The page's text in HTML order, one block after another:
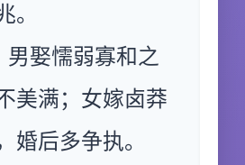
。
男娶懦弱寡和之
美满；女嫁卤莽
婚后多争执。